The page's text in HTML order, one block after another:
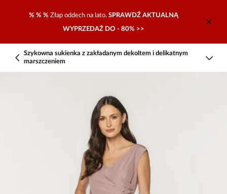
% % % Złap oddech na lato. SPRAWDŹ AKTUALNĄ
WYPRZEDAŻ DO - 80% >>
Szykowna sukienka z zakładanym dekoltem i delikatnym
marszczeniem